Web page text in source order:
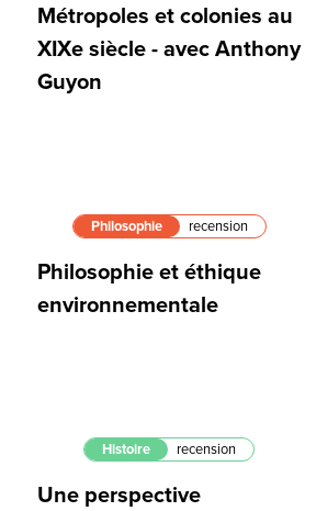
Métropoles et colonies au
XIXe siècle - avec Anthony
Guyon
Philosophie recension
Philosophie et éthique
environnementale
Histoire recension
Une perspective